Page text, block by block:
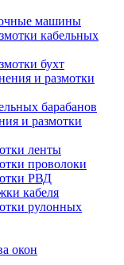
машины
кабельных
бухт
и размотки
барабанов
и размотки
ленты
проволоки
РВД
кабеля
рулонных
окон